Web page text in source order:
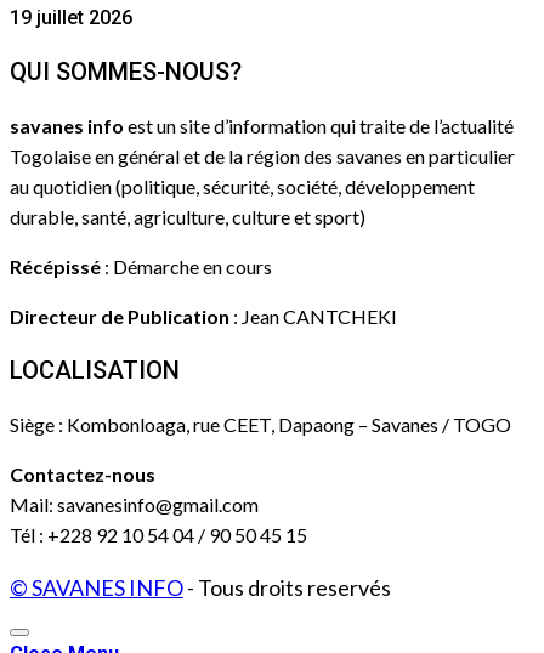
19 juillet 2026
QUI SOMMES-NOUS?
savanes info est un site d’information qui traite de l’actualité
Togolaise en général et de la région des savanes en particulier
au quotidien (politique, sécurité, société, développement
durable, santé, agriculture, culture et sport)
Récépissé : Démarche en cours
Directeur de Publication : Jean CANTCHEKI
LOCALISATION
Siège : Kombonloaga, rue CEET, Dapaong – Savanes / TOGO
Contactez-nous
Mail: savanesinfo@gmail.com
Tél : +228 92 10 54 04 / 90 50 45 15
© SAVANES INFO- Tous droits reservés